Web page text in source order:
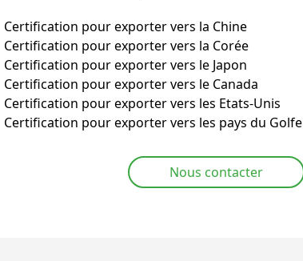
Certification pour exporter vers la Chine
Certification pour exporter vers la Corée
Certification pour exporter vers le Japon
Certification pour exporter vers le Canada
Certification pour exporter vers les Etats-Unis
Certification pour exporter vers les pays du Golfe
Nous contacter